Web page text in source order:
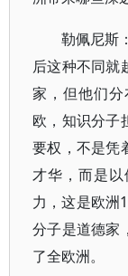
勒佩尼斯
后这种不同就
家，但他们
欧，知识分子
要权，不是凭
才华，而是
力，这是欧洲
分子是道德家
了全欧洲。